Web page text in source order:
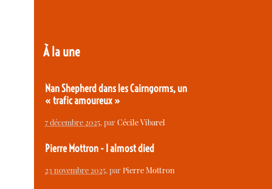
À la une
Nan Shepherd dans les Cairngorms, un
« trafic amoureux »
7 décembre 2025, parCécile Vibarel
Pierre Mottron - I almost died
23 novembre 2025, parPierre Mottron